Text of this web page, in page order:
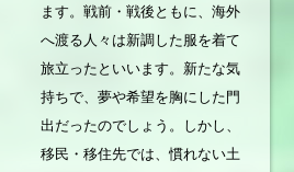
ます。戦前・戦後ともに、海外
へ渡る人々は新調した服を着て
旅立ったといいます。新たな気
持ちで、夢や希望を胸にした門
出だったのでしょう。しかし、
移民・移住先では、慣れない土